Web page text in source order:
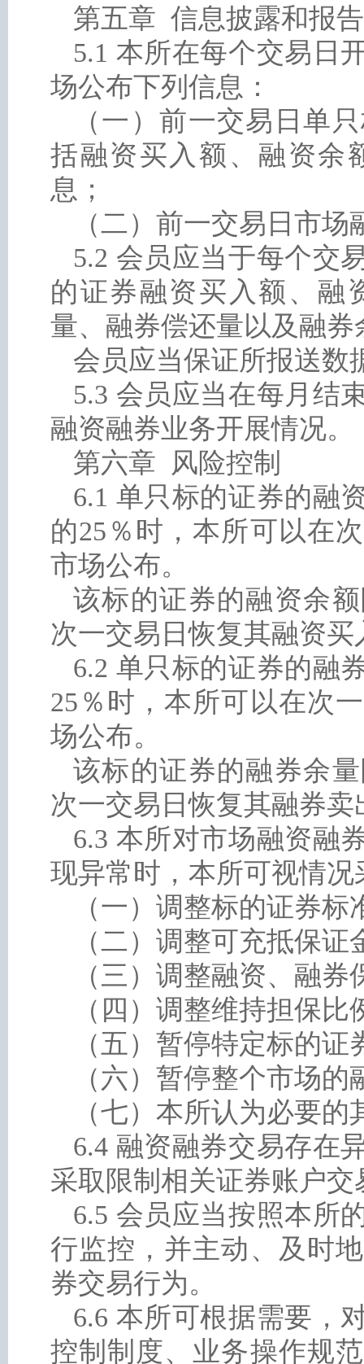
第五章 信息披露和报告
5.1 本所在每个交易日
场公布下列信息：
（一）前一交易日单
括融资买入额、融资余
息；
（二）前一交易日市
5.2 会员应当于每个交
的证券融资买入额、融
量、融券偿还量以及融券
会员应当保证所报送数
5.3 会员应当在每月结
融资融券业务开展情况。
第六章 风险控制
6.1 单只标的证券的融
的25％时，本所可以在
市场公布。
该标的证券的融资余
次一交易日恢复其融资
6.2 单只标的证券的融
25％时，本所可以在次
场公布。
该标的证券的融券余
次一交易日恢复其融券
6.3 本所对市场融资融
现异常时，本所可视情
（一）调整标的证券标
（二）调整可充抵保
（三）调整融资、融
（四）调整维持担保比
（五）暂停特定标的
（六）暂停整个市场
（七）本所认为必要的
6.4 融资融券交易存在
采取限制相关证券账户交
6.5 会员应当按照本所
行监控，并主动、及时
券交易行为。
6.6 本所可根据需要，
控制制度、业务操作规